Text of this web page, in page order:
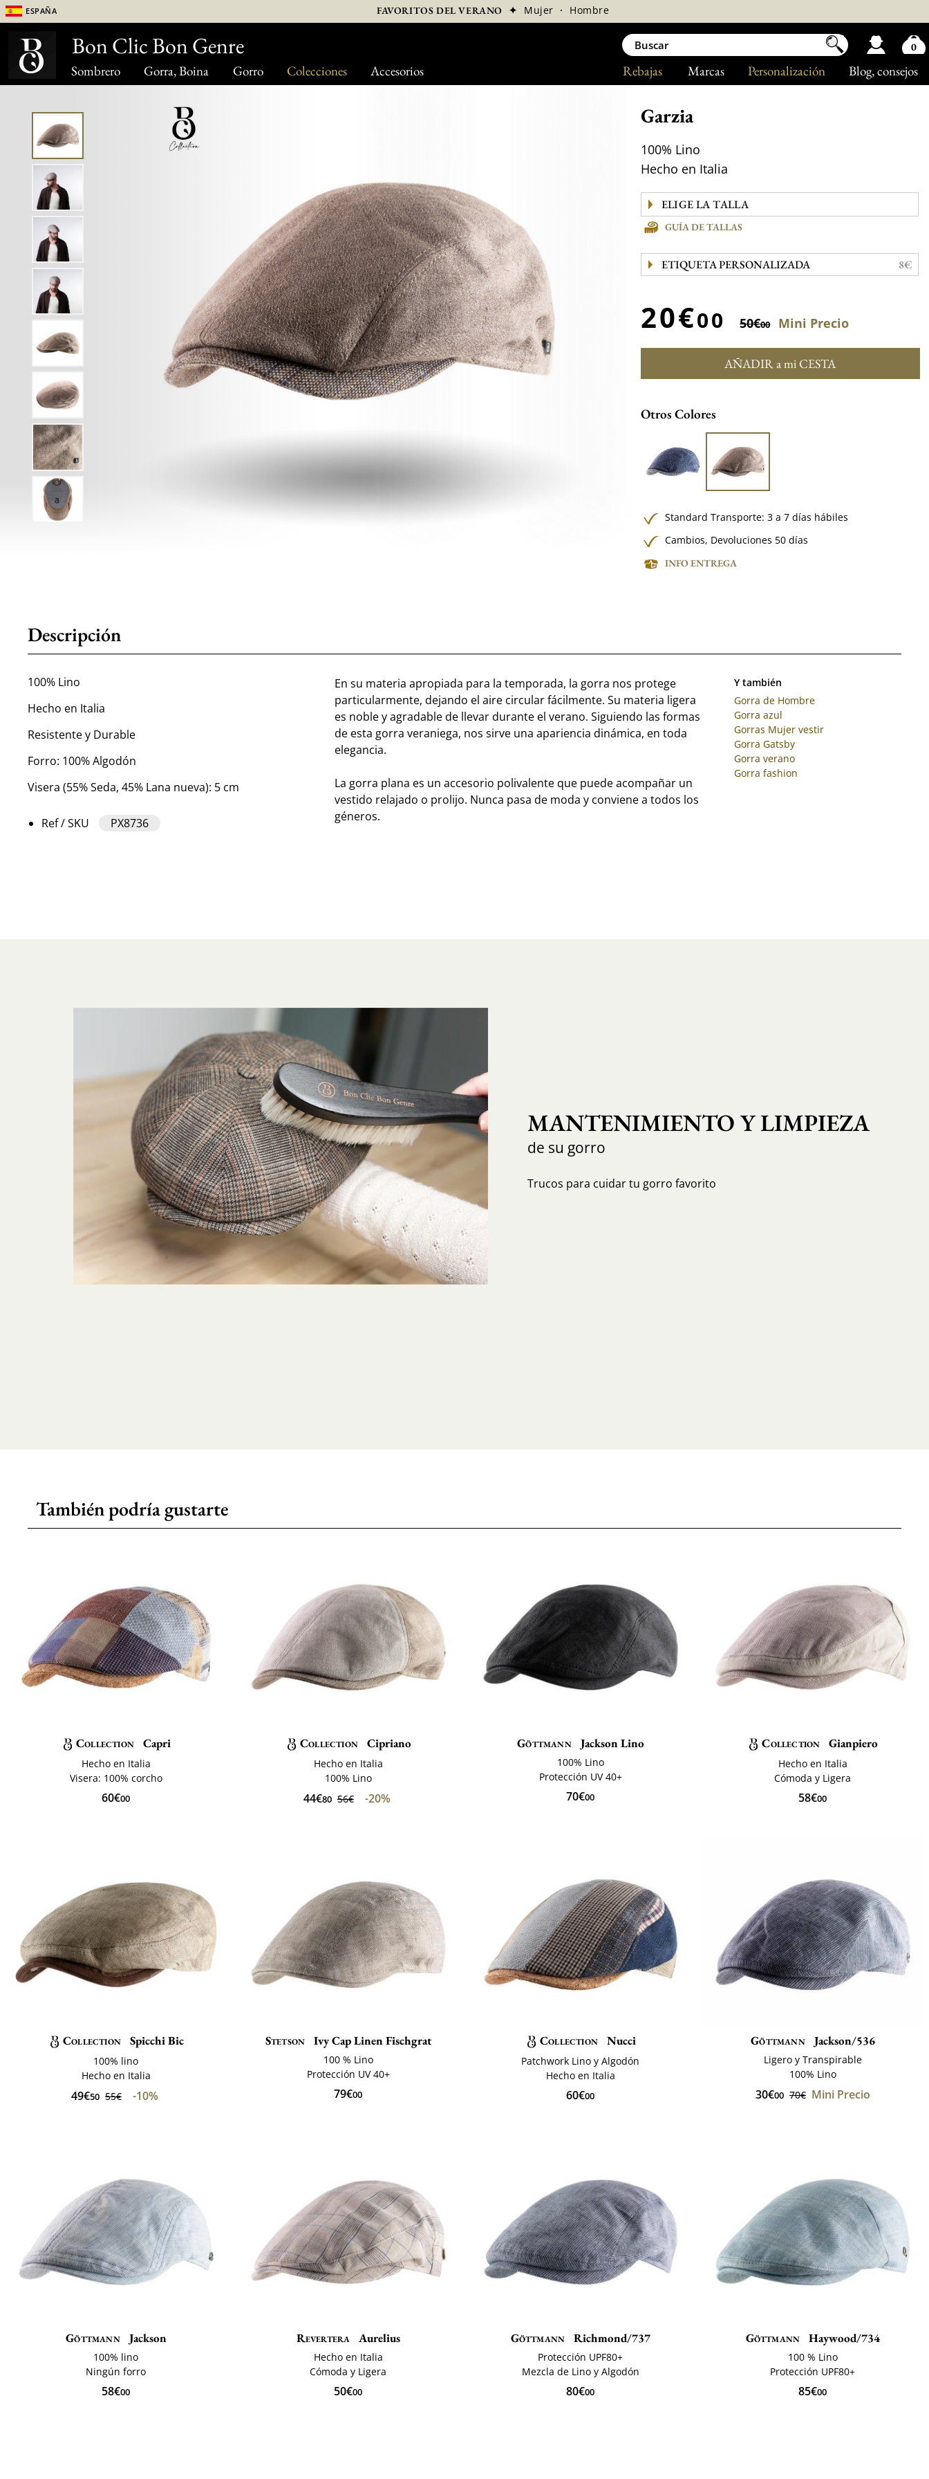
Sombrero Gorra, Boina Gorro Colecciones Accesorios Blog, consejos
Personalización
Marcas
Rebajas
España FAVORITOS DEL VERANO ✦ Mujer · Hombre
Garzia
100% Lino
Hecho en Italia
GUÍA DE TALLAS
ETIQUETA PERSONALIZADA 8€
20€00 50€00 Mini Precio
AÑADIR a mi CESTA
Otros Colores
Standard Transporte: 3 a 7 días hábiles
Cambios, Devoluciones 50 días
INFO ENTREGA
Descripción
100% Lino
Hecho en Italia
Resistente y Durable
Forro: 100% Algodón
Visera (55% Seda, 45% Lana nueva): 5 cm
Ref / SKU PX8736
En su materia apropiada para la temporada, la gorra nos protege
particularmente, dejando el aire circular fácilmente. Su materia ligera
es noble y agradable de llevar durante el verano. Siguiendo las formas
de esta gorra veraniega, nos sirve una apariencia dinámica, en toda
elegancia.
La gorra plana es un accesorio polivalente que puede acompañar un
vestido relajado o prolijo. Nunca pasa de moda y conviene a todos los
géneros.
Y también
Gorra de Hombre
Gorra azul
Gorras Mujer vestir
Gorra Gatsby
Gorra verano
Gorra fashion
MANTENIMIENTO Y LIMPIEZA
de su gorro
Trucos para cuidar tu gorro favorito
También podría gustarte
Collection Capri
Hecho en Italia
Visera: 100% corcho
60€00
Collection Cipriano
Hecho en Italia
100% Lino
44€80 56€ -20%
Göttmann Jackson Lino
100% Lino
Protección UV 40+
70€00
Collection Gianpiero
Hecho en Italia
Cómoda y Ligera
58€00
Collection Spicchi Bic
100% lino
Hecho en Italia
49€50 55€ -10%
Stetson Ivy Cap Linen Fischgrat
100 % Lino
Protección UV 40+
79€00
Collection Nucci
Patchwork Lino y Algodón
Hecho en Italia
60€00
Göttmann Jackson/536
Ligero y Transpirable
100% Lino
30€00 70€ Mini Precio
Göttmann Jackson
100% lino
Ningún forro
58€00
Revertera Aurelius
Hecho en Italia
Cómoda y Ligera
50€00
Göttmann Richmond/737
Protección UPF80+
Mezcla de Lino y Algodón
80€00
Göttmann Haywood/734
100 % Lino
Protección UPF80+
85€00
Bon Clic Bon Genre 0